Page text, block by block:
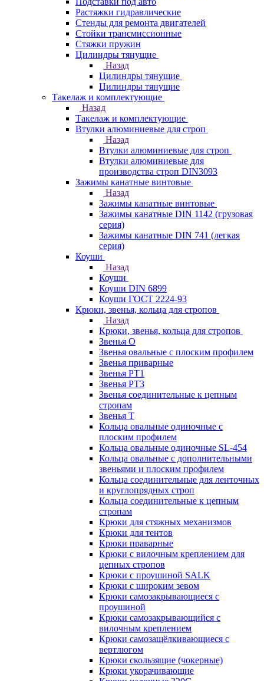
Растяжки гидравлические
Стенды для ремонта двигателей
Стойки трансмиссионные
Стяжки пружин
Цилиндры тянущие
Назад
Цилиндры тянущие
Цилиндры тянущие
Такелаж и комплектующие
Назад
Такелаж и комплектующие
Втулки алюминиевые для строп
Назад
Втулки алюминиевые для строп
Втулки алюминиевые для
производства строп DIN3093
Зажимы канатные винтовые
Назад
Зажимы канатные винтовые
Зажимы канатные DIN 1142 (грузовая
серия)
Зажимы канатные DIN 741 (легкая
серия)
Коуши
Назад
Коуши
Коуши DIN 6899
Коуши ГОСТ 2224-93
Крюки, звенья, кольца для стропов
Назад
Крюки, звенья, кольца для стропов
Звенья О
Звенья овальные с плоским профилем
Звенья приварные
Звенья РТ1
Звенья РТ3
Звенья соединительные к цепным
стропам
Звенья Т
Кольца овальные одиночные c
плоским профилем
Кольца овальные одиночные SL-454
Кольца овальные с дополнительными
звеньями и плоским профилем
Кольца соединительные для ленточных
и круглопрядных строп
Кольца соединительные к цепным
стропам
Крюки для стяжных механизмов
Крюки для тентов
Крюки праварные
Крюки с вилочным креплением для
цепных стропов
Крюки с проушиной SALK
Крюки с широким зевом
Крюки самозакрывающиеся с
проушиной
Крюки самозакрывающийся с
вилочным креплением
Крюки самозащёлкивающиеся с
вертлюгом
Крюки скользящие (чокерные)
Крюки укорачивающие